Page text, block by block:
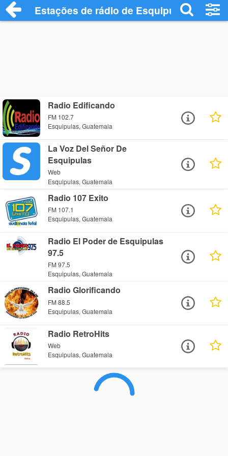
Estações de rádio de Esquipulas - Ouça
Radio Edificando
FM 102.7
Esquipulas, Guatemala
La Voz Del Señor De
Esquipulas
Web
Esquipulas, Guatemala
Radio 107 Exito
FM 107.1
Esquipulas, Guatemala
Radio El Poder de Esquipulas
97.5
FM 97.5
Esquipulas, Guatemala
Radio Glorificando
FM 88.5
Esquipulas, Guatemala
Radio RetroHits
Web
Esquipulas, Guatemala